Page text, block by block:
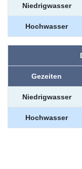
Niedrigwasser
Hochwasser
Gezeiten
Niedrigwasser
Hochwasser